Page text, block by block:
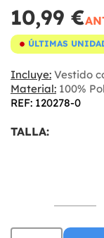
10,99 €
ÚLTIMAS
Incluye: Vestido
Material: 100%
REF: 120278-0
TALLA: